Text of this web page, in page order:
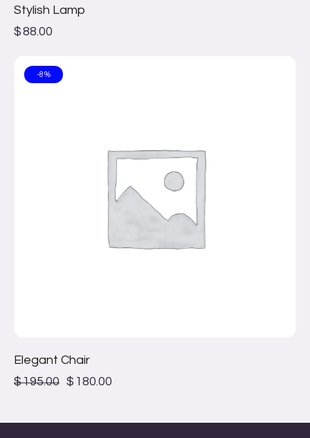
Stylish Lamp
$88.00
-8%
Elegant Chair
$195.00 $ 180.00